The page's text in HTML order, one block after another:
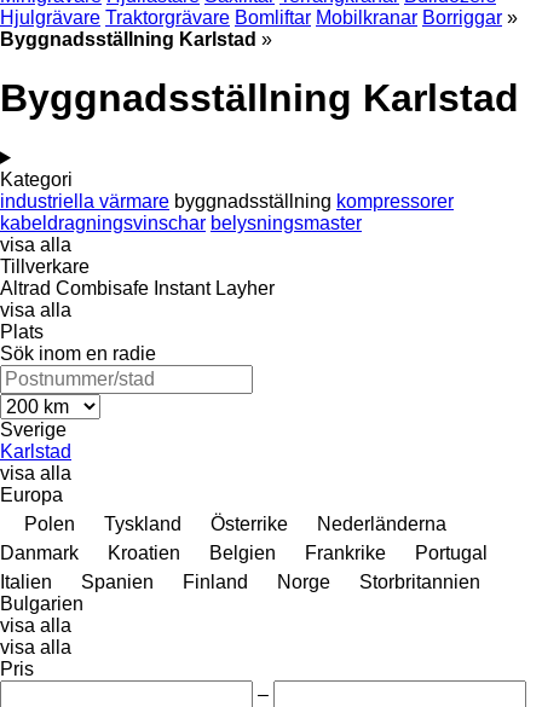
Hjulgrävare Traktorgrävare Bomliftar Mobilkranar Borriggar »
Byggnadsställning Karlstad »
Byggnadsställning Karlstad
Kategori
industriella värmare byggnadsställning kompressorer
kabeldragningsvinschar belysningsmaster
visa alla
Tillverkare
Altrad Combisafe Instant Layher
visa alla
Plats
Sök inom en radie
Sverige
Karlstad
visa alla
Europa
Polen
Tyskland Österrike
Nederländerna
Danmark
Kroatien Belgien Frankrike
Portugal
Italien
Spanien Finland Norge
Storbritannien
Bulgarien
visa alla
visa alla
Pris
–